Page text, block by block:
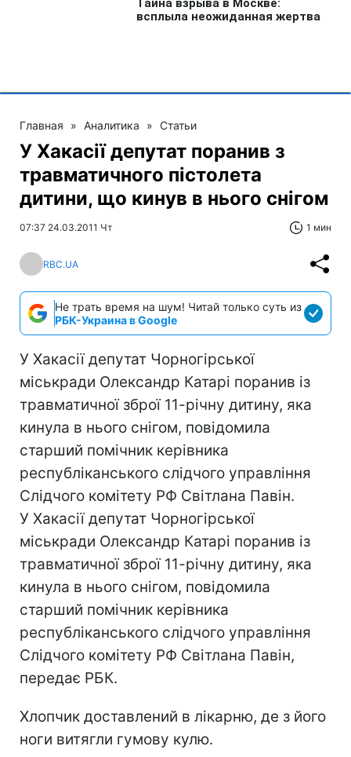
Главная » Аналитика » Статьи
У Хакасії депутат поранив з
травматичного пістолета
дитини, що кинув в нього снігом
07:37 24.03.2011 Чт 1 мин
RBC.UA
Не трать время на шум! Читай только суть из
РБК-Украина в Google
У Хакасії депутат Чорногірської
міськради Олександр Катарі поранив із
травматичної зброї 11-річну дитину, яка
кинула в нього снігом, повідомила
старший помічник керівника
республіканського слідчого управління
Слідчого комітету РФ Світлана Павін.
У Хакасії депутат Чорногірської
міськради Олександр Катарі поранив із
травматичної зброї 11-річну дитину, яка
кинула в нього снігом, повідомила
старший помічник керівника
республіканського слідчого управління
Слідчого комітету РФ Світлана Павін,
передає РБК.
Хлопчик доставлений в лікарню, де з його
ноги витягли гумову кулю.